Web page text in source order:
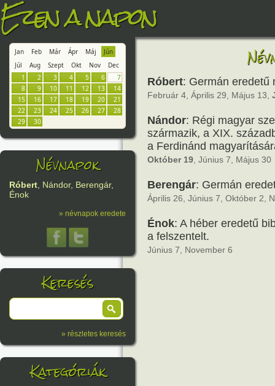
Ezen a napon
Jan Feb Már Ápr Máj
Jún
Júl
Aug Szept Okt Nov
Dec
1
2 3 4 5 6
7
8
9 10 11 12 13
14
15
16 17 18 19 20
21
22
23 24 25 26 27
28
29
30
Névnapok
Róbert, Nándor, Berengár,
Énok
» névnapok eredete
Keresés
» részletes keresés
Kategóriák
Róbert: Germán eredetű
Február 4, Április 29, Május 13,
Nándor: Régi magyar
származik, a XIX.
a Ferdinánd
Október 19 , Június 7, Május 30
Berengár: Germán
Április 26, Június 7, Október 2,
Énok: A héber eredetű
a felszentelt.
Június 7, November 6